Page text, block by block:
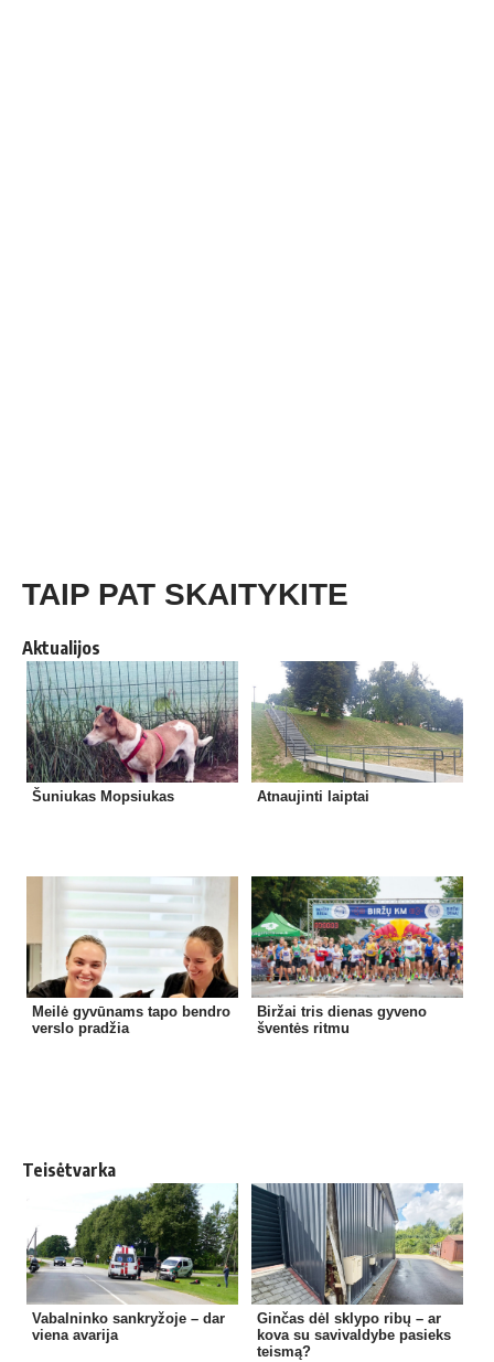
TAIP PAT SKAITYKITE
Aktualijos
Šuniukas Mopsiukas Atnaujinti laiptai
Meilė gyvūnams tapo bendro
verslo pradžia
Biržai tris dienas gyveno
šventės ritmu
Teisėtvarka
Vabalninko sankryžoje – dar
viena avarija
Ginčas dėl sklypo ribų – ar
kova su savivaldybe pasieks
teismą?